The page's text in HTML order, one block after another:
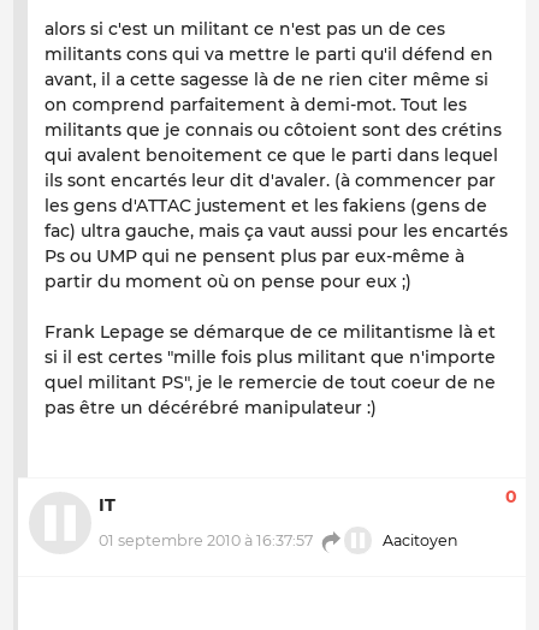
alors si c'est un militant ce n'est pas un de ces
militants cons qui va mettre le parti qu'il défend en
avant, il a cette sagesse là de ne rien citer même si
on comprend parfaitement à demi-mot. Tout les
militants que je connais ou côtoient sont des crétins
qui avalent benoitement ce que le parti dans lequel
ils sont encartés leur dit d'avaler. (à commencer par
les gens d'ATTAC justement et les fakiens (gens de
fac) ultra gauche, mais ça vaut aussi pour les encartés
Ps ou UMP qui ne pensent plus par eux-même à
partir du moment où on pense pour eux ;)
Frank Lepage se démarque de ce militantisme là et
si il est certes "mille fois plus militant que n'importe
quel militant PS", je le remercie de tout coeur de ne
pas être un décérébré manipulateur :)
IT
01 septembre 2010 à 16:37:57 Aacitoyen
0